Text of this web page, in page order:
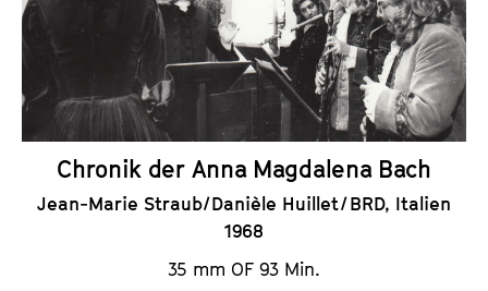
t
s
d
e
r
Chronik der Anna Magdalena Bach
Jean-Marie Straub/Danièle Huillet / BRD, Italien
1968
35 mm OF 93 Min.